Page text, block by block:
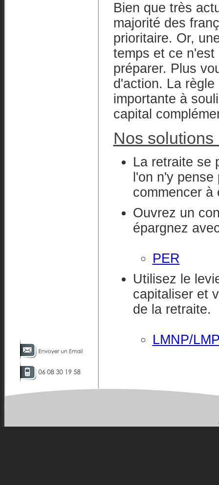
Bien que très
majorité des
prioritaire. Or,
temps et ce
préparer. Plus
d'action. La
importante à
capital
Nos solutions
La retraite se
l'on n'y
commencer à
Ouvrez un
épargnez
PER
Utilisez le
capitaliser et
de la retraite.
LMNP/